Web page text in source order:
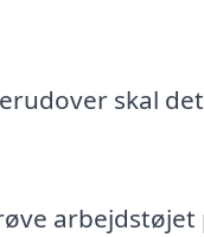
skal det
arbejdstøjet